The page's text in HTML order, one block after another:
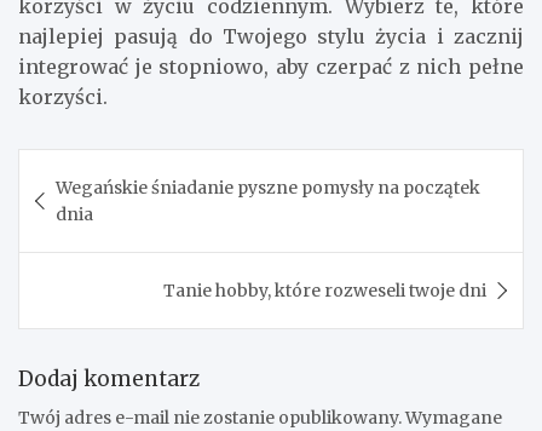
korzyści w życiu codziennym. Wybierz te, które
najlepiej pasują do Twojego stylu życia i zacznij
integrować je stopniowo, aby czerpać z nich pełne
korzyści.
wpisu
Wegańskie śniadanie pyszne pomysły na początek
dnia
Tanie hobby, które rozweseli twoje dni
Dodaj komentarz
Twój adres e-mail nie zostanie opublikowany.Wymagane